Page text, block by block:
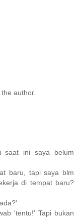
author.
saat ini saya belum
baru, tapi saya blm
di tempat baru?
'tentu!' Tapi bukan